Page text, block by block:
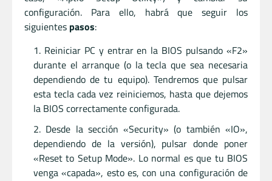
configuración. Para ello, habrá que seguir los
siguientes pasos:
Reiniciar PC y entrar en la BIOS pulsando «F2»
durante el arranque (o la tecla que sea necesaria
dependiendo de tu equipo). Tendremos que pulsar
esta tecla cada vez reiniciemos, hasta que dejemos
la BIOS correctamente configurada.
Desde la sección «Security» (o también «IO»,
dependiendo de la versión), pulsar donde poner
«Reset to Setup Mode». Lo normal es que tu BIOS
venga «capada», esto es, con una configuración de